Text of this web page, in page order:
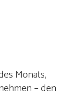
Monats,
– den